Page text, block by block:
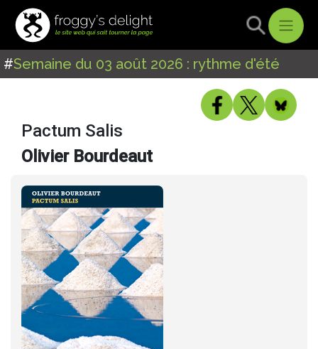
#Semaine du 03 août 2026 : rythme d'été
Pactum Salis
Olivier Bourdeaut